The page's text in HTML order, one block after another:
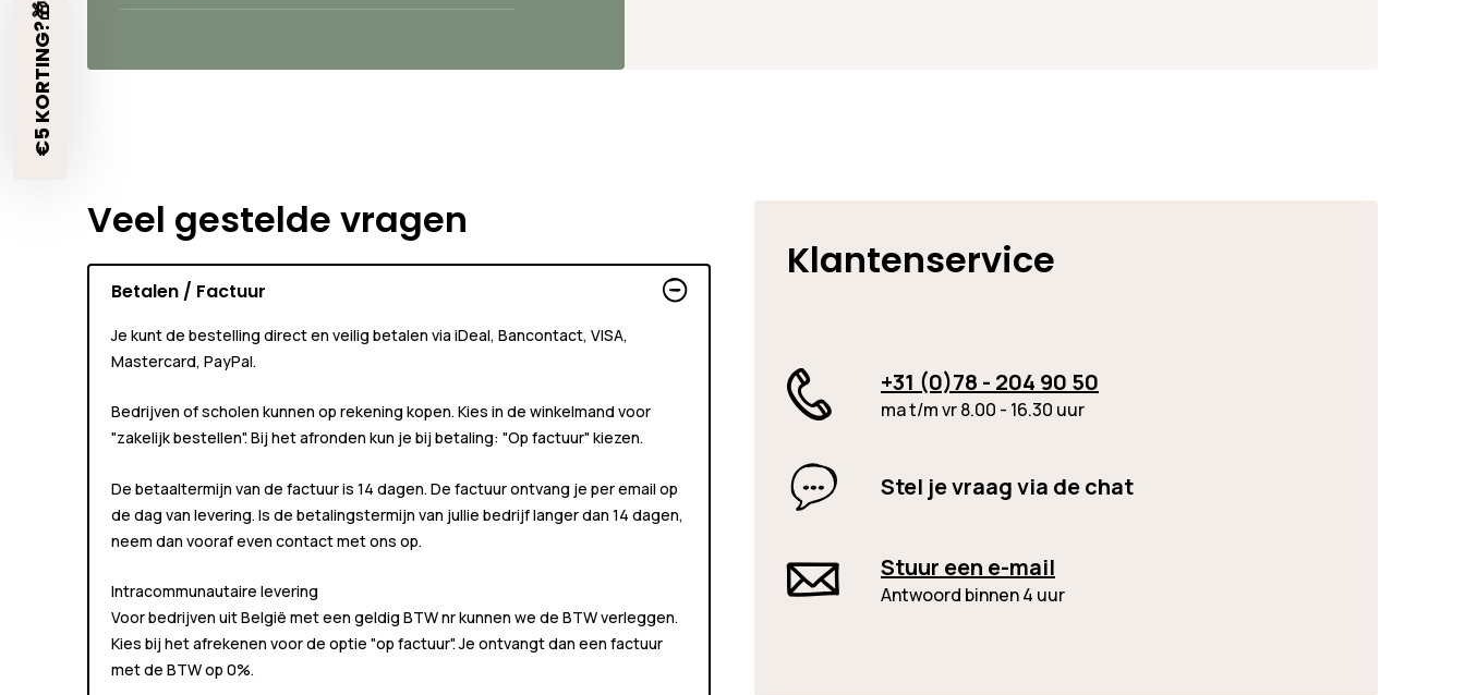
Veel gestelde vragen
Betalen / Factuur
Je kunt de bestelling direct en veilig betalen via iDeal, Bancontact, VISA,
Mastercard, PayPal.
Bedrijven of scholen kunnen op rekening kopen. Kies in de winkelmand voor
"zakelijk bestellen". Bij het afronden kun je bij betaling: "Op factuur" kiezen.
De betaaltermijn van de factuur is 14 dagen. De factuur ontvang je per email op
de dag van levering. Is de betalingstermijn van jullie bedrijf langer dan 14 dagen,
neem dan vooraf even contact met ons op.
Intracommunautaire levering
Voor bedrijven uit België met een geldig BTW nr kunnen we de BTW verleggen.
Kies bij het afrekenen voor de optie "op factuur". Je ontvangt dan een factuur
met de BTW op 0%.
Klantenservice
+31 (0)78 - 204 90 50
ma t/m vr 8.00 - 16.30 uur
Stel je vraag via de chat
Stuur een e-mail
Antwoord binnen 4 uur
€5 KORTING?🎁